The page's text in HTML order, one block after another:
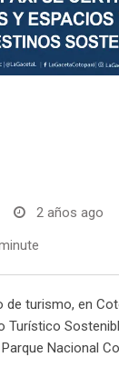
2 años ago
de turismo, en
Turístico
Nacional